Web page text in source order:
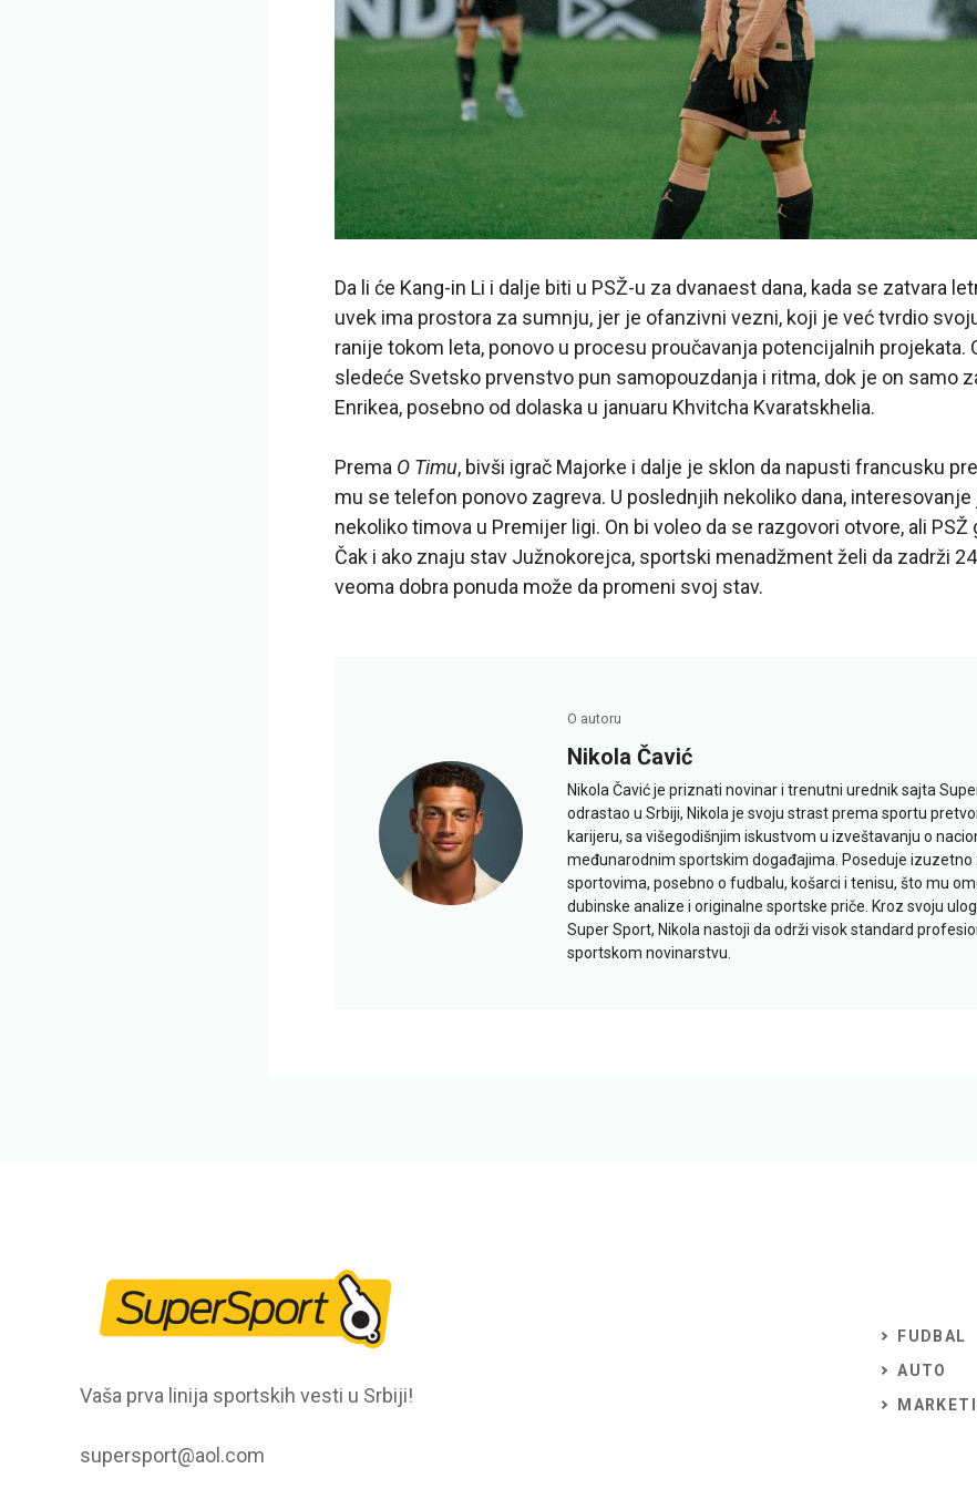
Da li će Kang-in Li i dalje biti u PSŽ-u za dvanaest dana, kada se zatvara
uvek ima prostora za sumnju, jer je ofanzivni vezni, koji je već tvrdio
ranije tokom leta, ponovo u procesu proučavanja potencijalnih projekata.
sledeće Svetsko prvenstvo pun samopouzdanja i ritma, dok je on samo
Enrikea, posebno od dolaska u januaru Khvitcha Kvaratskhelia.
Prema O Timu, bivši igrač Majorke i dalje je sklon da napusti francusku
mu se telefon ponovo zagreva. U poslednjih nekoliko dana,
nekoliko timova u Premijer ligi. On bi voleo da se razgovori otvore, ali PSŽ
Čak i ako znaju stav Južnokorejca, sportski menadžment želi da zadrži
veoma dobra ponuda može da promeni svoj stav.
O autoru
Nikola Čavić
Nikola Čavić je priznati novinar i trenutni urednik sajta
odrastao u Srbiji, Nikola je svoju strast prema sportu
karijeru, sa višegodišnjim iskustvom u izveštavanju o
međunarodnim sportskim događajima. Poseduje
sportovima, posebno o fudbalu, košarci i tenisu, što mu
dubinske analize i originalne sportske priče. Kroz svoju
Super Sport, Nikola nastoji da održi visok standard
sportskom novinarstvu.
Vaša prva linija sportskih vesti u Srbiji!
supersport@aol.com
FUDBAL
AUTO